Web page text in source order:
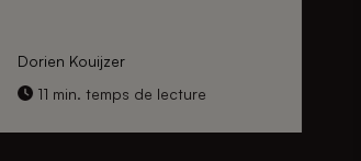
Dorien Kouijzer
11 min. temps de lecture